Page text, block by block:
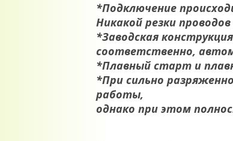
*Подключение
Никакой резки
*Заводская
соответственно,
*Плавный старт и
*При сильно
работы,
однако при этом